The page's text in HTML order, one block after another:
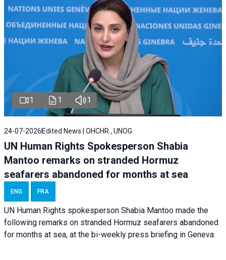
1 1 1
24-07-2026 Edited News | OHCHR , UNOG
UN Human Rights Spokesperson Shabia
Mantoo remarks on stranded Hormuz
seafarers abandoned for months at sea
ENG FRA
UN Human Rights spokesperson Shabia Mantoo made the
following remarks on stranded Hormuz seafarers abandoned
for months at sea, at the bi-weekly press briefing in Geneva.